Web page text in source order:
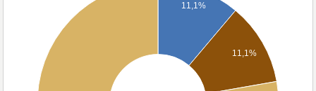
11,1%
11,1%